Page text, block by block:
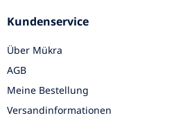
Kundenservice
Über Mükra
AGB
Meine Bestellung
Versandinformationen